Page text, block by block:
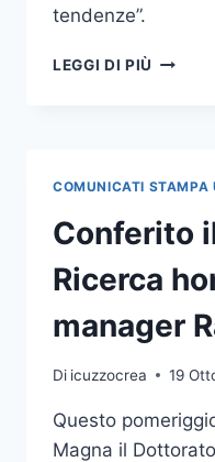
tendenze”.
LEGGI DI PIÙ OTTIMO
MEDIA
NUOVE
AGLI
DELLE
COMUNICATI STAMPA
Conferito
Ricerca
manager
Di icuzzocrea 19
Questo
Magna il